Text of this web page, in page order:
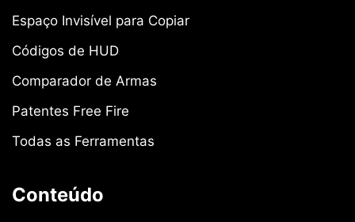
Espaço Invisível para Copiar
Códigos de HUD
Comparador de Armas
Patentes Free Fire
Todas as Ferramentas
Conteúdo